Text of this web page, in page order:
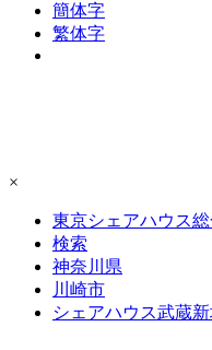
簡体字
繁体字
×
東京シェアハウス
検索
神奈川県
川崎市
シェアハウス武蔵